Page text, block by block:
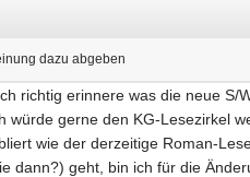
dazu abgeben
richtig erinnere was die neue
gerne den KG-Lesezirkel
wie der derzeitige Roman-
dann?) geht, bin ich für die